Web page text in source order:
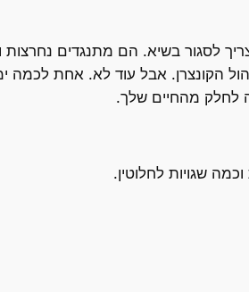
לסגור בשיא. הם מתנגדים
לחלק מהחיים שלך.
שגויות לחלוטין.